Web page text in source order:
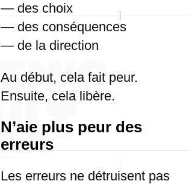
— des choix
— des conséquences
— de la direction
Au début, cela fait peur.
Ensuite, cela libère.
N’aie plus peur des
erreurs
Les erreurs ne détruisent pas